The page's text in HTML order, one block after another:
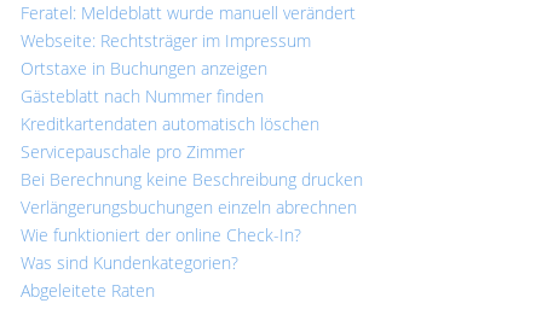
Feratel: Meldeblatt wurde manuell verändert
Webseite: Rechtsträger im Impressum
Ortstaxe in Buchungen anzeigen
Gästeblatt nach Nummer finden
Kreditkartendaten automatisch löschen
Servicepauschale pro Zimmer
Bei Berechnung keine Beschreibung drucken
Verlängerungsbuchungen einzeln abrechnen
Wie funktioniert der online Check-In?
Was sind Kundenkategorien?
Abgeleitete Raten